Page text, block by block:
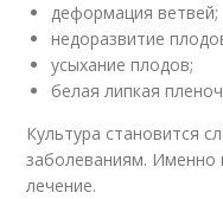
деформация ветвей;
недоразвитие
усыхание плодов;
белая липкая
Культура становится
заболеваниям. Именно
лечение.